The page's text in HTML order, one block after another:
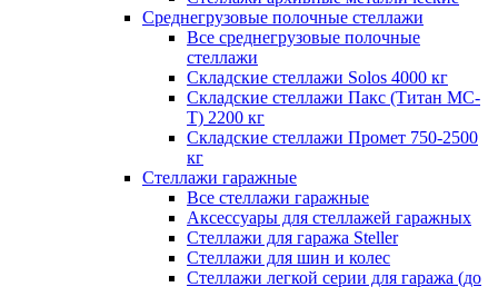
Среднегрузовые полочные стеллажи
Все среднегрузовые полочные
стеллажи
Складские стеллажи Solos 4000 кг
Складские стеллажи Пакс (Титан МС-
Т) 2200 кг
Складские стеллажи Промет 750-2500
кг
Стеллажи гаражные
Все стеллажи гаражные
Аксессуары для стеллажей гаражных
Стеллажи для гаража Steller
Стеллажи для шин и колес
Стеллажи легкой серии для гаража (до